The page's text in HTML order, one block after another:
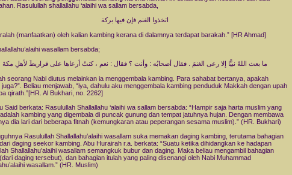
Rasulullah shallallahu ‘alaihi wa sallam bersabda,
اتخذوا الغنم فإن فيها بركة
(manfaatkan) oleh kalian kambing kerana di dalamnya terdapat barakah.” [HR Ahmad]
wasallam bersabda;
ما بعث اللهُ نبيًّا إلا رعى الغنمَ . فقال أصحابُه : وأنت ؟ فقال : نعم ، كنتُ أرعاها على قراريطَ لأهلِ مكةَ
seorang Nabi diutus melainkan ia menggembala kambing. Para sahabat bertanya, apakah
Beliau menjawab, “iya, dahulu aku menggembala kambing penduduk Makkah dengan upah
qirath.”[HR. Al Bukhari, no. 2262]
Said berkata: Rasulullah Shallallahu ‘alaihi wa sallam bersabda: “Hampir saja harta muslim yang
kambing yang digembala di puncak gunung dan tempat jatuhnya hujan. Dengan membawa
dia lari dari beberapa fitnah (kemungkaran atau peperangan sesama muslim).” (HR. Bukhari)
Rasulullah Shallallahu’alaihi wasallam suka memakan daging kambing, terutama bahagian
daging seekor kambing. Abu Hurairah r.a. berkata: “Suatu ketika dihidangkan ke hadapan
Shallallahu’alaihi wasallam semangkuk bubur dan daging. Maka beliau mengambil bahagian
daging tersebut), dan bahagian itulah yang paling disenangi oleh Nabi Muhammad
wasallam.” (HR. Muslim)